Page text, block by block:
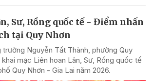
Sư, Rồng quốc tế - Điểm nhấn
tại Quy Nhơn
trường Nguyễn Tất Thành, phường Quy
mạc Liên hoan Lân, Sư, Rồng quốc tế
Quy Nhơn - Gia Lai năm 2026.